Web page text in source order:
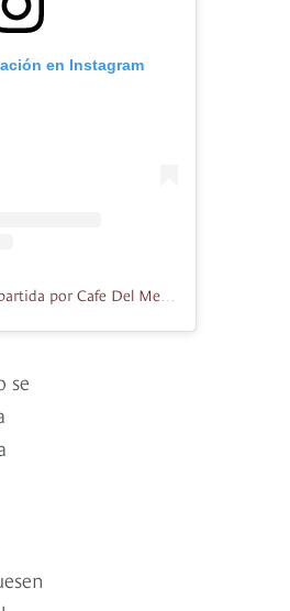
en Instagram
se